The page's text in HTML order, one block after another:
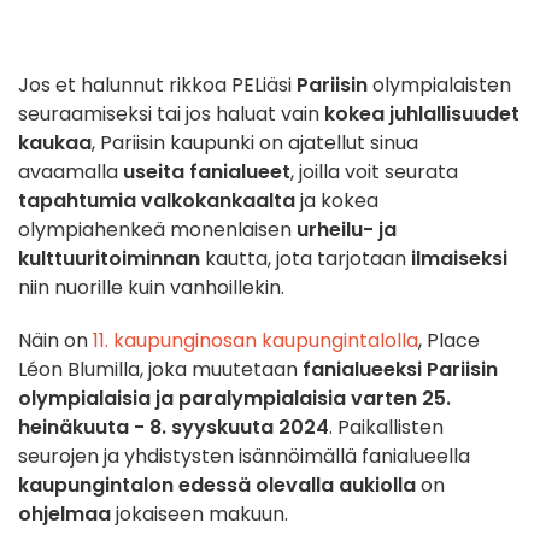
Jos et halunnut rikkoa PELiäsi Pariisinolympialaisten
seuraamiseksi tai jos haluat vain kokea juhlallisuudet
kaukaa, Pariisin kaupunki on ajatellut sinua
avaamalla useita fanialueet, joilla voit seurata
tapahtumia valkokankaaltaja kokea
olympiahenkeä monenlaisen urheilu- ja
kulttuuritoiminnan kautta, jota tarjotaan ilmaiseksi
niin nuorille kuin vanhoillekin.
Näin on11. kaupunginosan kaupungintalolla, Place
Léon Blumilla, joka muutetaan fanialueeksi Pariisin
olympialaisia ja paralympialaisia varten 25.
heinäkuuta - 8. syyskuuta 2024. Paikallisten
seurojen ja yhdistysten isännöimällä fanialueella
kaupungintalon edessä olevalla aukiollaon
ohjelmaajokaiseen makuun.